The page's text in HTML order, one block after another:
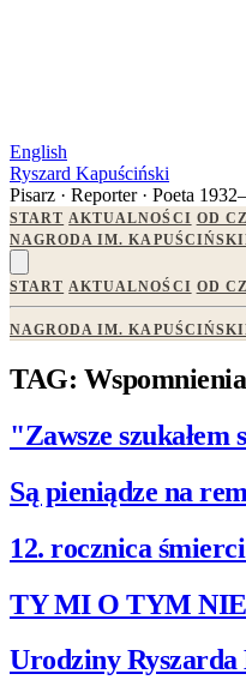
English
Ryszard Kapuściński
Pisarz · Reporter · Poeta
START AKTUALNOŚCI OD
NAGRODA IM.
START AKTUALNOŚCI OD
NAGRODA IM.
TAG: Wspomnienia
"Zawsze
Są pieniądze na
12. rocznica
TY MI O TYM
Urodziny Ryszarda